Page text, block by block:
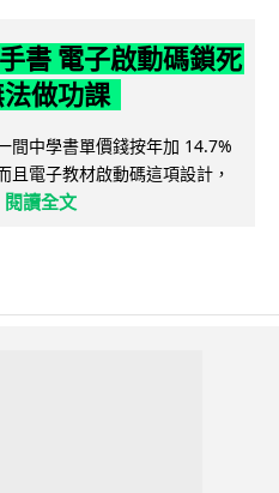
書 電子啟動碼鎖死
做功課
間中學書單價錢按年加 14.7%
且電子教材啟動碼這項設計，
閱讀全文